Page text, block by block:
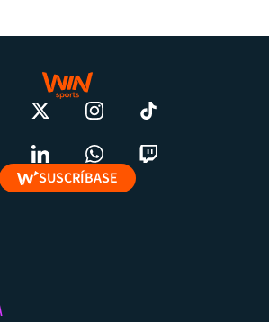
SUSCRÍBASE